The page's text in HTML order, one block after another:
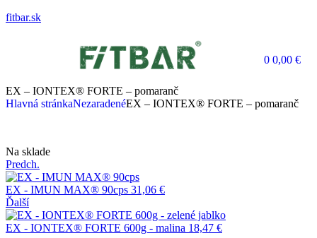
fitbar.sk
0 0,00 €
EX – IONTEX® FORTE – pomaranč
Hlavná stránkaNezaradenéEX – IONTEX® FORTE – pomaranč
Na sklade
Predch.
EX - IMUN MAX® 90cps 31,06 €
Ďalší
EX - IONTEX® FORTE 600g - malina 18,47 €